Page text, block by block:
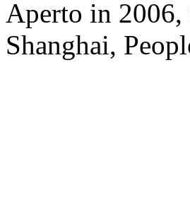
Aperto in 2006,
Shanghai,